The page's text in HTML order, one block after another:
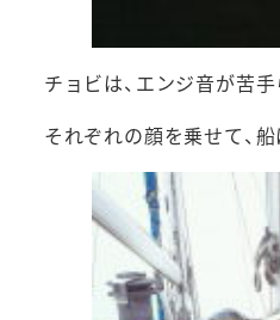
チョビは、エンジ音が苦
それぞれの顔を乗せて、船